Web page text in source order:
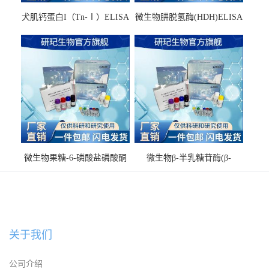
犬肌钙蛋白I（Tn-Ⅰ）ELISA
微生物肼脱氢酶(HDH)ELISA
微生物果糖-6-磷酸盐磷酸酮
微生物β-半乳糖苷酶(β-
关于我们
公司介绍